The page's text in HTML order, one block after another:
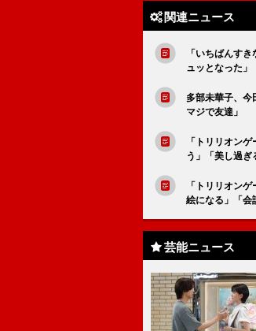
関連ニュース
「いちばんす
ュッとなった」
多部未華子、今
マジで友達」
「トリリオン
う」「美し過ぎ
「トリリオン
絵になる」「会
芸能ニュース